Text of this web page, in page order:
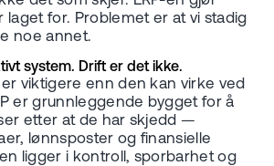
laget for. Problemet er at vi stadig
noe annet.
system. Drift er det ikke.
viktigere enn den kan virke ved
er grunnleggende bygget for å
etter at de har skjedd —
lønnsposter og finansielle
ligger i kontroll, sporbarhet og